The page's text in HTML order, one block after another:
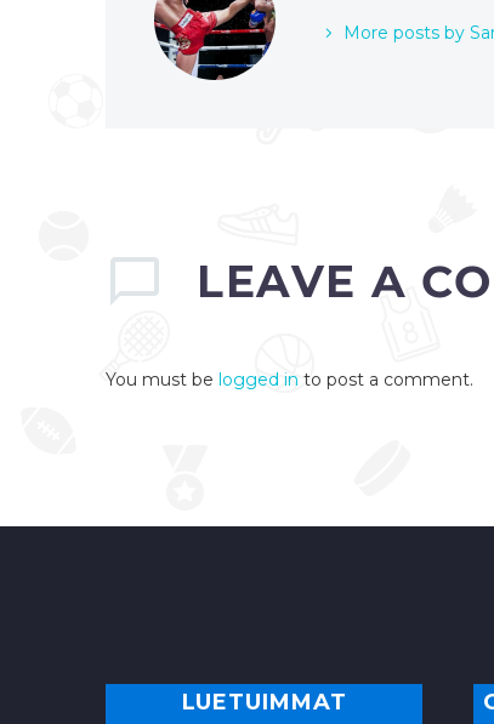
More posts by
LEAVEA
You must be logged in to post a comment.
LUETUIMMAT